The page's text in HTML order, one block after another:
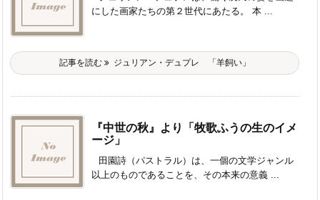
にした画家たちの第２世代にあたる。 本 ...
記事を読む ジュリアン・デュプレ 「羊飼い」
『中世の秋』より「牧歌ふうの生のイメ
ージ」
田園詩（パストラル）は、一個の文学ジャンル
以上のものであることを、その本来の意義 ...